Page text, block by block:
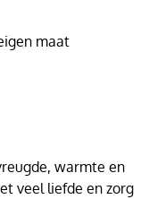
maat
warmte en
veel liefde en zorg